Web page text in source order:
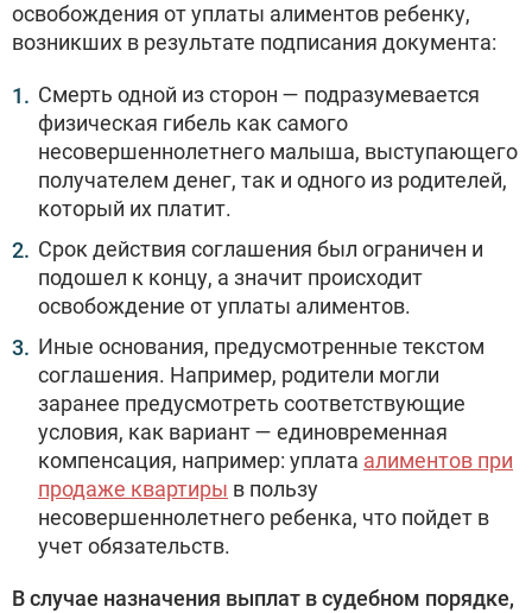
освобождения от уплаты алиментов ребенку,
возникших в результате подписания документа:
Смерть одной из сторон — подразумевается
физическая гибель как самого
несовершеннолетнего малыша, выступающего
получателем денег, так и одного из родителей,
который их платит.
Срок действия соглашения был ограничен и
подошел к концу, а значит происходит
освобождение от уплаты алиментов.
Иные основания, предусмотренные текстом
соглашения. Например, родители могли
заранее предусмотреть соответствующие
условия, как вариант — единовременная
компенсация, например: уплата алиментов при
продаже квартиры в пользу
несовершеннолетнего ребенка, что пойдет в
учет обязательств.
В случае назначения выплат в судебном порядке,